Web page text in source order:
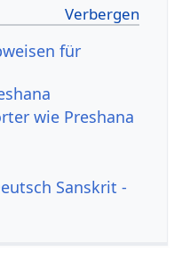
für
wie Preshana
Sanskrit -